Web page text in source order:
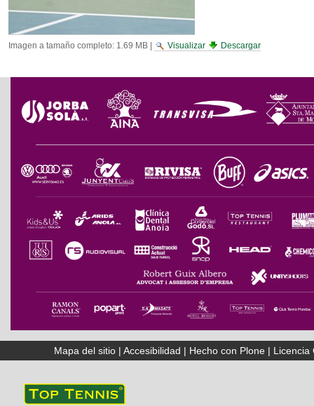
Imagen a tamaño completo: 1.69 MB| Visualizar Descargar
Mapa del sitio |Accesibilidad | Hecho con Plone | Licencia